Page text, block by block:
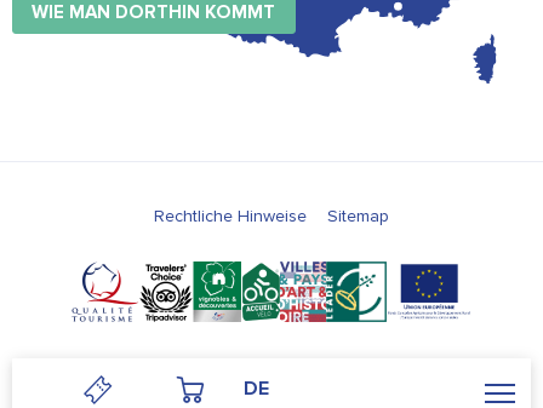
DE
WIE MAN DORTHIN KOMMT
Rechtliche Hinweise Sitemap